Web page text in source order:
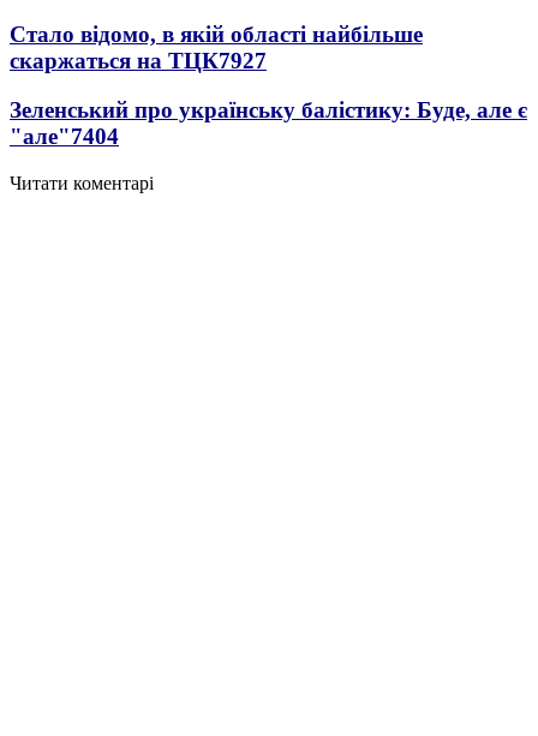
Стало відомо, в якій області найбільше
скаржаться на ТЦК7927
Зеленський про українську балістику: Буде, але є
"але"7404
Читати коментарі